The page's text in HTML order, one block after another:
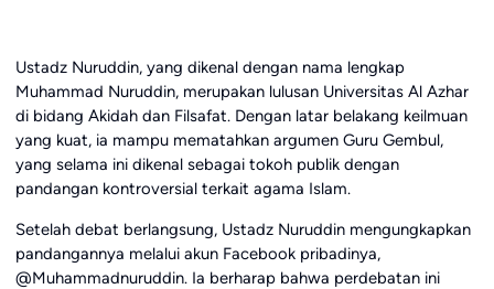
Ustadz Nuruddin, yang dikenal dengan nama lengkap
Muhammad Nuruddin, merupakan lulusan Universitas Al Azhar
di bidang Akidah dan Filsafat. Dengan latar belakang keilmuan
yang kuat, ia mampu mematahkan argumen Guru Gembul,
yang selama ini dikenal sebagai tokoh publik dengan
pandangan kontroversial terkait agama Islam.
Setelah debat berlangsung, Ustadz Nuruddin mengungkapkan
pandangannya melalui akun Facebook pribadinya,
@Muhammadnuruddin. Ia berharap bahwa perdebatan ini